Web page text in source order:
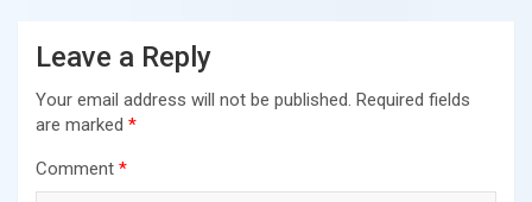
Leave a Reply
Your email address will not be published. Required fields
are marked *
Comment *